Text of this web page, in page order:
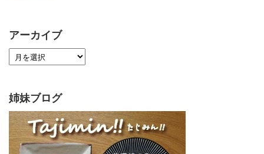
アーカイブ
姉妹ブログ